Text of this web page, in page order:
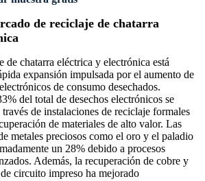
de reciclaje de chatarra
de chatarra eléctrica y electrónica está
expansión impulsada por el aumento de
de consumo desechados.
del total de desechos electrónicos se
de instalaciones de reciclaje formales
de materiales de alto valor. Las
metales preciosos como el oro y el paladio
un 28% debido a procesos
Además, la recuperación de cobre y
circuito impreso ha mejorado